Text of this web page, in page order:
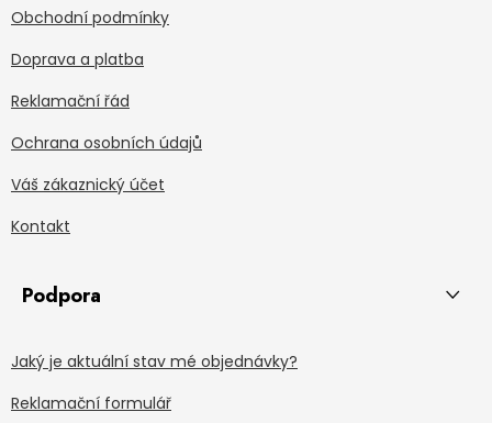
Obchodní podmínky
Doprava a platba
Reklamační řád
Ochrana osobních údajů
Váš zákaznický účet
Kontakt
Podpora
Jaký je aktuální stav mé objednávky?
Reklamační formulář